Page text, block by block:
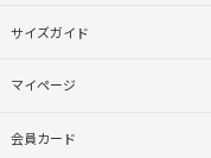
サイズガイド
マイページ
会員カード